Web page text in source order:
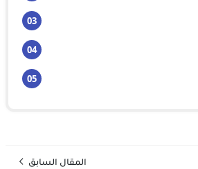
المقال السابق